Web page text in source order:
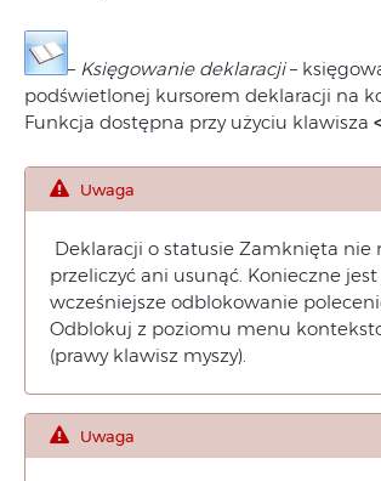
– Księgowanie deklaracji–
podświetlonej kursorem deklaracji na
Funkcja dostępna przy użyciu klawisza
Uwaga
Deklaracji o statusie Zamknięta nie
przeliczyć ani usunąć. Konieczne jest
wcześniejsze odblokowanie
Odblokuj z poziomu menu
(prawy klawisz myszy).
Uwaga